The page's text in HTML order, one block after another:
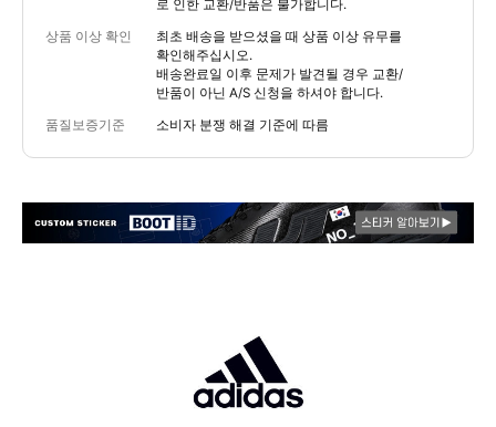
로 인한 교환/반품은 불가합니다.
상품 이상 확인
최초 배송을 받으셨을 때 상품 이상 유무를
확인해주십시오.
배송완료일 이후 문제가 발견될 경우 교환/
반품이 아닌 A/S 신청을 하셔야 합니다.
품질보증기준 소비자 분쟁 해결 기준에 따름